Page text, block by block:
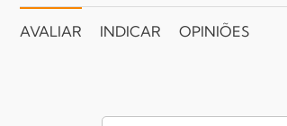
AVALIAR INDICAR OPINIÕES